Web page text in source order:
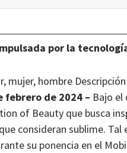
por la
febrero de 2024 – Bajo
of Beauty que busca
consideran sublime. Tal
su ponencia en el